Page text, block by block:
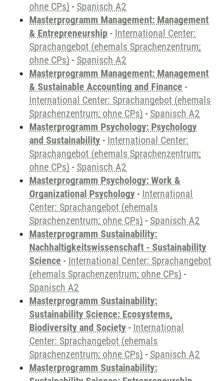
ohne CPs) - Spanisch A2
Masterprogramm Management: Management
& Entrepreneurship - International Center:
Sprachangebot (ehemals Sprachenzentrum;
ohne CPs) - Spanisch A2
Masterprogramm Management: Management
& Sustainable Accounting and Finance -
International Center: Sprachangebot (ehemals
Sprachenzentrum; ohne CPs) - Spanisch A2
Masterprogramm Psychology: Psychology
and Sustainability - International Center:
Sprachangebot (ehemals Sprachenzentrum;
ohne CPs) - Spanisch A2
Masterprogramm Psychology: Work &
Organizational Psychology - International
Center: Sprachangebot (ehemals
Sprachenzentrum; ohne CPs) - Spanisch A2
Masterprogramm Sustainability:
Nachhaltigkeitswissenschaft - Sustainability
Science - International Center: Sprachangebot
(ehemals Sprachenzentrum; ohne CPs) -
Spanisch A2
Masterprogramm Sustainability:
Sustainability Science: Ecosystems,
Biodiversity and Society - International
Center: Sprachangebot (ehemals
Sprachenzentrum; ohne CPs) - Spanisch A2
Masterprogramm Sustainability: